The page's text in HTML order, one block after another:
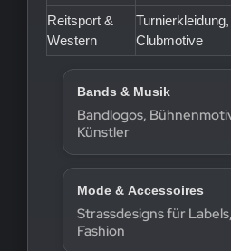
Reitsport &
Western
Clubmotive
Bands & Musik
Bandlogos,
Künstler
Mode & Accessoires
Strassdesigns für
Fashion